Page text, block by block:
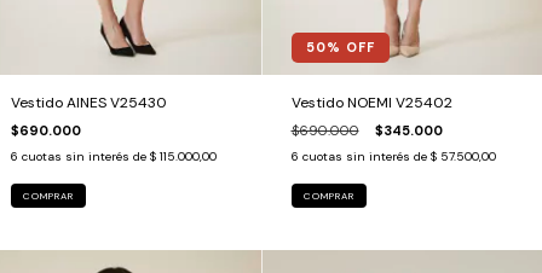
Vestido AINES V25430
$690.000
6 cuotas sin interés de $ 115.000,00
COMPRAR
50% OFF
Vestido NOEMI V25402
$690.000 $345.000
6 cuotas sin interés de $ 57.500,00
COMPRAR